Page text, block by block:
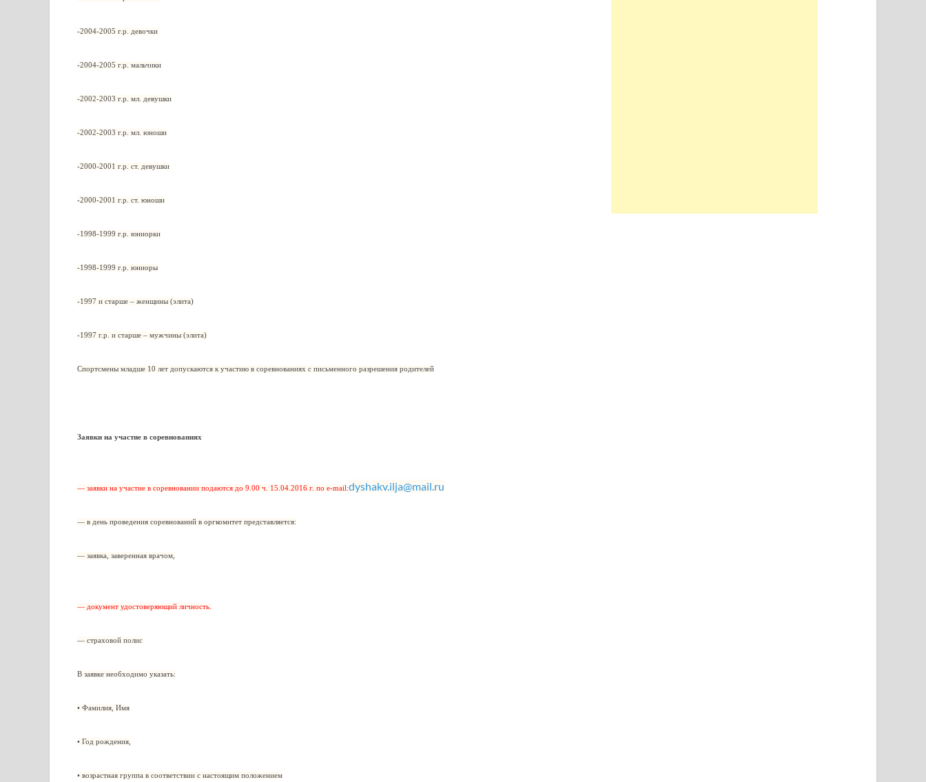
-2004-2005 г.р. девочки
-2004-2005 г.р. мальчики
-2002-2003 г.р. мл. девушки
-2002-2003 г.р. мл. юноши
-2000-2001 г.р. ст. девушки
-2000-2001 г.р. ст. юноши
-1998-1999 г.р. юниорки
-1998-1999 г.р. юниоры
-1997 и старше – женщины (элита)
-1997 г.р. и старше – мужчины (элита)
Спортсмены младше 10 лет допускаются к участию в соревнованиях с письменного разрешения родителей
Заявки на участие в соревнованиях
— заявки на участие в соревновании подаются до 9.00 ч. 15.04.2016 г. по e-mail:dyshakv.ilja@mail.ru
— в день проведения соревнований в оргкомитет представляется:
— заявка, заверенная врачом,
— документ удостоверяющий личность.
— страховой полис
В заявке необходимо указать:
• Фамилия, Имя
• Год рождения,
• возрастная группа в соответствии с настоящим положением